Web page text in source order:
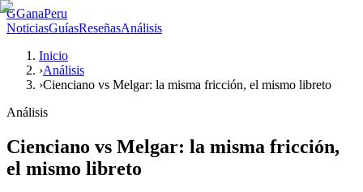
GGanaPeru
NoticiasGuíasReseñasAnálisis
Inicio
›Análisis
›Cienciano vs Melgar: la misma fricción, el mismo libreto
Análisis
Cienciano vs Melgar: la misma fricción,
el mismo libreto